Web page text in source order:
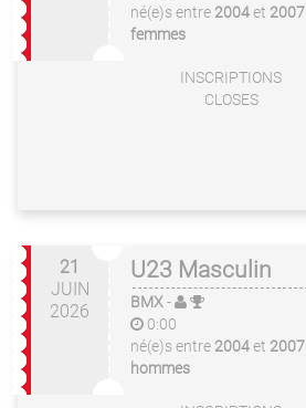
né(e)s entre 2004et 2007
femmes
INSCRIPTIONS
CLOSES
21
JUIN
2026
U23 Masculin
BMX-
0:00
né(e)s entre 2004et 2007
hommes